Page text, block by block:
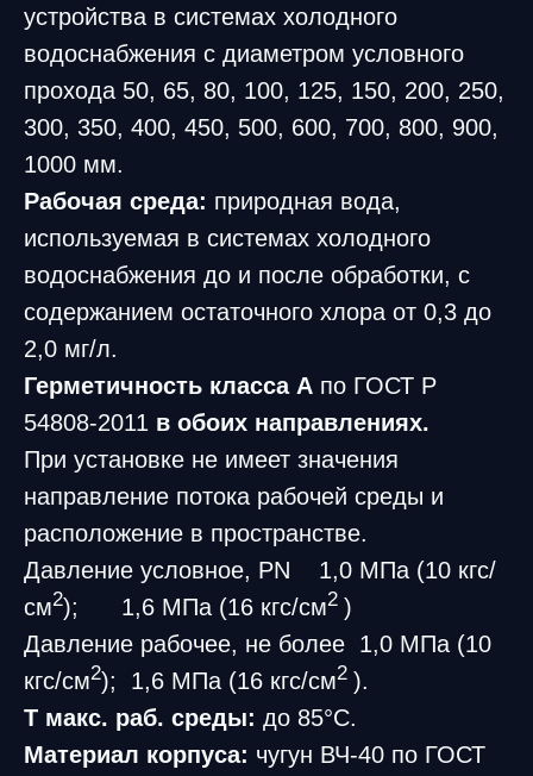
устройства в системах холодного
водоснабжения с диаметром условного
прохода 50, 65, 80, 100, 125, 150, 200, 250,
300, 350, 400, 450, 500, 600, 700, 800, 900,
1000 мм.
Рабочая среда: природная вода,
используемая в системах холодного
водоснабжения до и после обработки, с
содержанием остаточного хлора от 0,3 до
2,0 мг/л.
Герметичность класса А по ГОСТ Р
54808-2011 в обоих направлениях.
При установке не имеет значения
направление потока рабочей среды и
расположение в пространстве.
Давление условное, PN 1,0 МПа (10 кгс/
см2); 1,6 МПа (16 кгс/см2 )
Давление рабочее, не более 1,0 МПа (10
кгс/см2); 1,6 МПа (16 кгс/см2 ).
T макс. раб. среды: до 85°C.
Материал корпуса: чугун ВЧ-40 по ГОСТ